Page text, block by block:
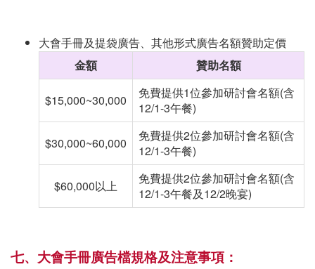
大會手冊及提袋廣告、其他形式廣告名額贊助定價
金額
贊助名額
$15,000~30,000 免費提供1位參加研討會名額(含
12/1-3午餐)
$30,000~60,000 免費提供2位參加研討會名額(含
12/1-3午餐)
$60,000以上 免費提供2位參加研討會名額(含
12/1-3午餐及12/2晚宴)
七、 大會手冊廣告檔規格及注意事項 ：